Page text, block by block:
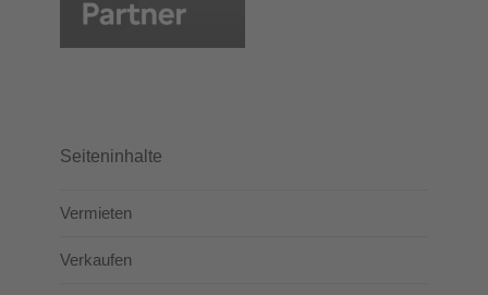
Seiteninhalte
Vermieten
Verkaufen